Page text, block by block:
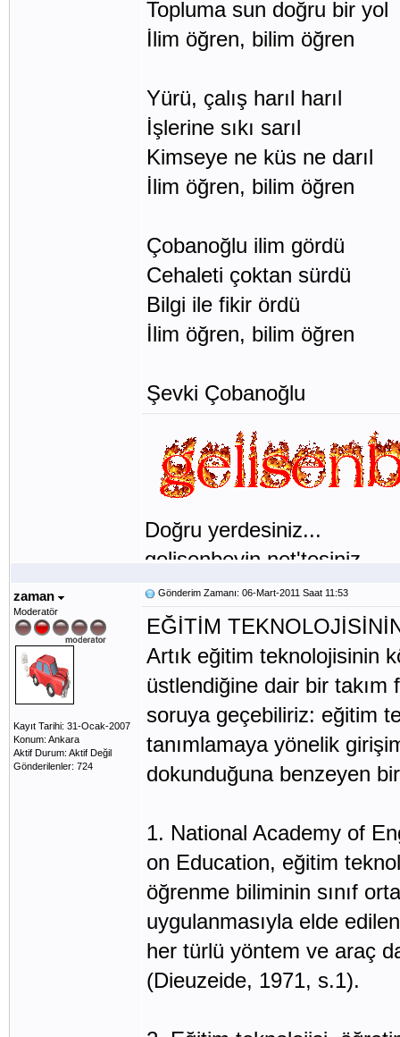
Topluma sun doğru bir yol
İlim öğren, bilim öğren
Yürü, çalış harıl harıl
İşlerine sıkı sarıl
Kimseye ne küs ne darıl
İlim öğren, bilim öğren
Çobanoğlu ilim gördü
Cehaleti çoktan sürdü
Bilgi ile fikir ördü
İlim öğren, bilim öğren
Şevki Çobanoğlu
Doğru yerdesiniz...
gelisenbeyin.net'tesiniz...
zaman
Moderatör
Kayıt Tarihi: 31-Ocak-2007
Konum: Ankara
Aktif Durum: Aktif Değil
Gönderilenler: 724
Gönderim Zamanı: 06-Mart-2011 Saat 11:53
EĞİTİM
Artık eğitim teknolojisinin
üstlendiğine dair bir
soruya geçebiliriz: eğitim
tanımlamaya yönelik
dokunduğuna benzeyen
1. National Academy of
on Education, eğitim
öğrenme biliminin sınıf
uygulanmasıyla elde
her türlü yöntem ve araç
(Dieuzeide, 1971, s.1).